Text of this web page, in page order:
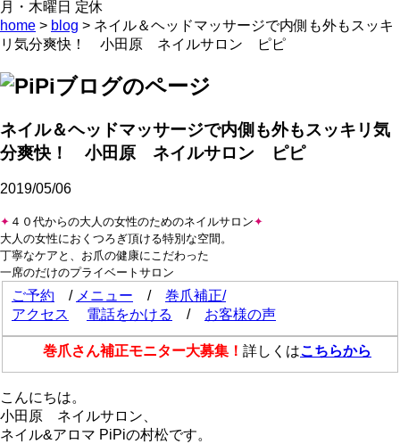
月・木曜日 定休
home > blog > ネイル＆ヘッドマッサージで内側も外もスッキ
リ気分爽快！ 小田原 ネイルサロン ピピ
ネイル＆ヘッドマッサージで内側も外もスッキリ気
分爽快！ 小田原 ネイルサロン ピピ
2019/05/06
✦ ４０代からの大人の女性のためのネイルサロン✦
大人の女性におくつろぎ頂ける特別な空間。
丁寧なケアと、お爪の健康にこだわった
一席のだけのプライベートサロン
ご予約 / メニュー / 巻爪補正/
アクセス
電話をかける / お客様の声
巻爪さん補正モニター大募集！ 詳しくはこちらから
こんにちは。
小田原 ネイルサロン、
ネイル&アロマ PiPiの村松です。